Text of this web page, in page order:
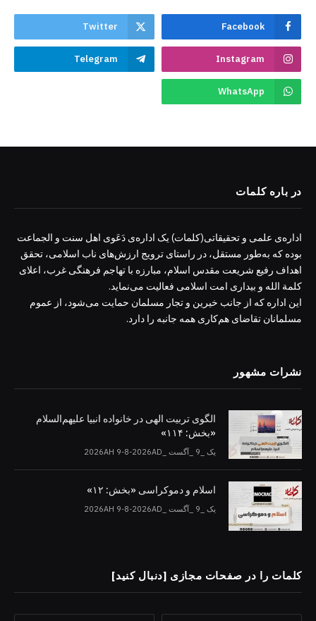
Facebook
Twitter
Instagram
Telegram
WhatsApp
در باره کلمات
اداره‌ی علمی و تحقیقاتی(کلمات) یک اداره‌ی دَعَوی اهل سنت و الجماعت
بوده که به‌طور مستقل، در راستای ترویج ارزش‌های ناب اسلامی، تحقق
اهداف رفیع شریعت مقدس اسلام، مبارزه با تهاجم فرهنگی غرب، اعلای
کلمة الله و بیداری امت اسلامی فعالیت می‌نماید.
این اداره که از جانب خیرین و تجار مسلمان حمایت می‌شود، از عموم
مسلمانان تقاضای هم‌کاری همه جانبه را دارد.
نشرات مشهور
الگوی تربیت الهی در خانواده انبیا‌‌ علیهم‌السلام
«بخش: ۱۱۴»
یک _9 _آگست _2026AH 9-8-2026AD
اسلام و دموکراسی «بخش: ۱۲»
یک _9 _آگست _2026AH 9-8-2026AD
کلمات را در صفحات مجازی [دنبال کنید]